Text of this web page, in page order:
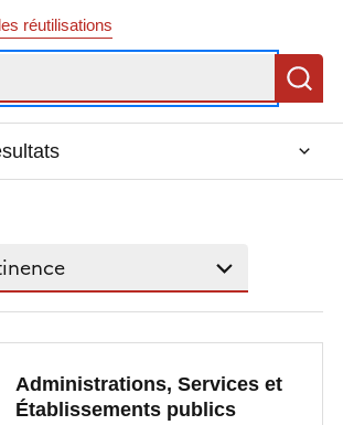
réutilisations
Administrations, Services et
Établissements publics